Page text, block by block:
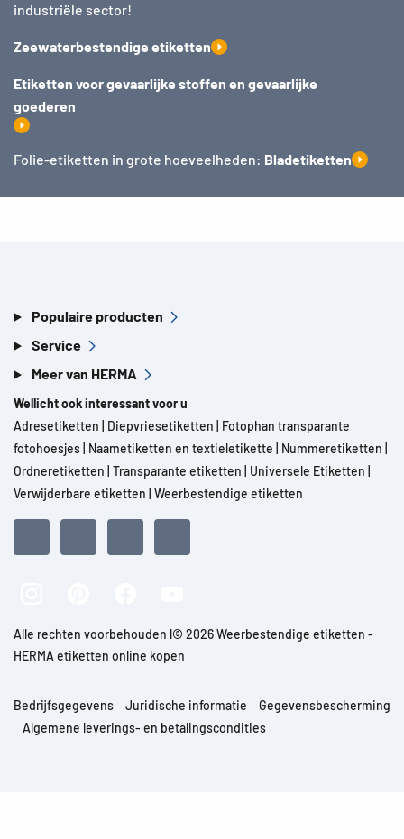
industriële sector!
Zeewaterbestendige etiketten
Etiketten voor gevaarlijke stoffen en gevaarlijke
goederen
Folie-etiketten in grote hoeveelheden: Bladetiketten
Populaire producten
Service
Meer van HERMA
Wellicht ook interessant voor u
Adresetiketten
Diepvriesetiketten
Fotophan transparante
fotohoesjes Naametiketten en textieletikette Nummeretiketten
Ordneretiketten Transparante etiketten Universele Etiketten
Verwijderbare etiketten Weerbestendige etiketten
Alle rechten voorbehouden l© 2026 Weerbestendige etiketten -
HERMA etiketten online kopen
Bedrijfsgegevens Juridische informatie
Gegevensbescherming
Algemene leverings- en betalingscondities